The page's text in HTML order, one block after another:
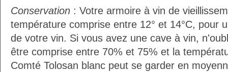
Conservation : Votre armoire à vin de
température comprise entre 12° et 14°C, pour
de votre vin. Si vous avez une cave à vin,
être comprise entre 70% et 75% et la
Comté Tolosan blanc peut se garder en